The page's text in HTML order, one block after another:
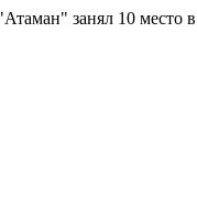
место в Суперлиге.БК